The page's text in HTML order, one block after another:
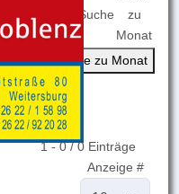
Woche
Suche
zu
Monat
Gehe zu Monat
1 - 0 / 0 Einträge
Anzeige #